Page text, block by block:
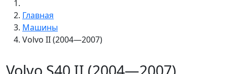
Главная
Машины
Volvo II (2004—2007)